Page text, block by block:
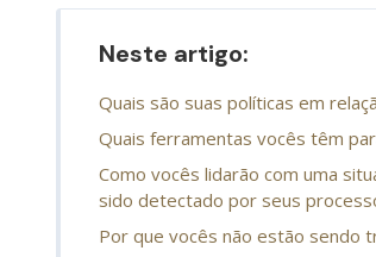
Neste artigo:
Quais são suas políticas em
Quais ferramentas vocês têm
Como vocês lidarão com uma
sido detectado por seus
Por que vocês não estão sendo